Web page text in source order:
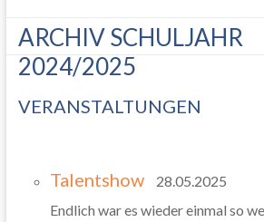
ARCHIV SCHULJAHR
2024/2025
VERANSTALTUNGEN
Talentshow
28.05.2025
Endlich war es wieder einmal so